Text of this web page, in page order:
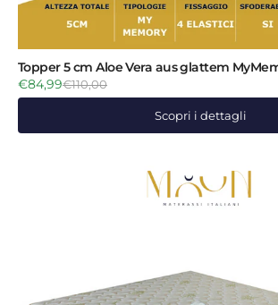
Topper 5 cm Aloe Vera aus glattem
€84,99€110,00
Scopri i dettagli